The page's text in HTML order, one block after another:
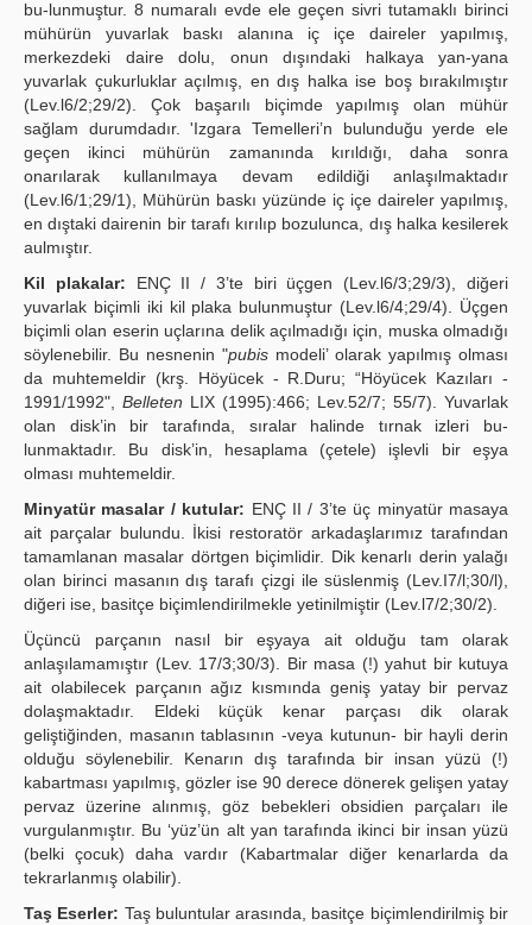
bu-lunmuştur. 8 numaralı evde ele geçen sivri tutamaklı birinci
mühürün yuvarlak baskı alanına iç içe daireler yapılmış,
merkezdeki daire dolu, onun dışındaki halkaya yan-yana
yuvarlak çukurluklar açılmış, en dış halka ise boş bırakılmıştır
(Lev.l6/2;29/2). Çok başarılı biçimde yapılmış olan mühür
sağlam durumdadır. 'Izgara Temelleri’n bulunduğu yerde ele
geçen ikinci mühürün zamanında kırıldığı, daha sonra
onarılarak kullanılmaya devam edildiği anlaşılmaktadır
(Lev.l6/1;29/1), Mühürün baskı yüzünde iç içe daireler yapılmış,
en dıştaki dairenin bir tarafı kırılıp bozulunca, dış halka kesilerek
aulmıştır.
Kil plakalar: ENÇ II / 3’te biri üçgen (Lev.l6/3;29/3), diğeri
yuvarlak biçimli iki kil plaka bulunmuştur (Lev.l6/4;29/4). Üçgen
biçimli olan eserin uçlarına delik açılmadığı için, muska olmadığı
söylenebilir. Bu nesnenin "pubis modeli’ olarak yapılmış olması
da muhtemeldir (krş. Höyücek - R.Duru; “Höyücek Kazıları -
1991/1992", Belleten LIX (1995):466; Lev.52/7; 55/7). Yuvarlak
olan disk’in bir tarafında, sıralar halinde tırnak izleri bu-
lunmaktadır. Bu disk’in, hesaplama (çetele) işlevli bir eşya
olması muhtemeldir.
Minyatür masalar / kutular: ENÇ II / 3’te üç minyatür masaya
ait parçalar bulundu. İkisi restoratör arkadaşlarımız tarafından
tamamlanan masalar dörtgen biçimlidir. Dik kenarlı derin yalağı
olan birinci masanın dış tarafı çizgi ile süslenmiş (Lev.I7/l;30/l),
diğeri ise, basitçe biçimlendirilmekle yetinilmiştir (Lev.l7/2;30/2).
Üçüncü parçanın nasıl bir eşyaya ait olduğu tam olarak
anlaşılamamıştır (Lev. 17/3;30/3). Bir masa (!) yahut bir kutuya
ait olabilecek parçanın ağız kısmında geniş yatay bir pervaz
dolaşmaktadır. Eldeki küçük kenar parçası dik olarak
geliştiğinden, masanın tablasının -veya kutunun- bir hayli derin
olduğu söylenebilir. Kenarın dış tarafında bir insan yüzü (!)
kabartması yapılmış, gözler ise 90 derece dönerek gelişen yatay
pervaz üzerine alınmış, göz bebekleri obsidien parçaları ile
vurgulanmıştır. Bu ‘yüz’ün alt yan tarafında ikinci bir insan yüzü
(belki çocuk) daha vardır (Kabartmalar diğer kenarlarda da
tekrarlanmış olabilir).
Taş Eserler: Taş buluntular arasında, basitçe biçimlendirilmiş bir